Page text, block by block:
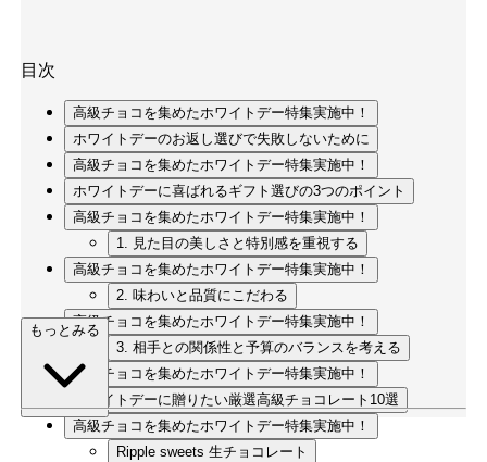
目次
高級チョコを集めたホワイトデー特集実施中！
ホワイトデーのお返し選びで失敗しないために
高級チョコを集めたホワイトデー特集実施中！
ホワイトデーに喜ばれるギフト選びの3つのポイント
高級チョコを集めたホワイトデー特集実施中！
1. 見た目の美しさと特別感を重視する
高級チョコを集めたホワイトデー特集実施中！
2. 味わいと品質にこだわる
高級チョコを集めたホワイトデー特集実施中！
3. 相手との関係性と予算のバランスを考える
高級チョコを集めたホワイトデー特集実施中！
ホワイトデーに贈りたい厳選高級チョコレート10選
高級チョコを集めたホワイトデー特集実施中！
Ripple sweets 生チョコレート
もっとみる